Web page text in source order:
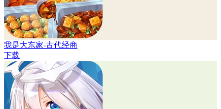
我是大东家-古代经商
下载